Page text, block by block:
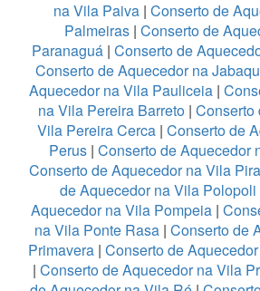
na Vila Paiva | Conserto de
Palmeiras| Conserto de
Paranaguá | Conserto de
Conserto de Aquecedor na
Aquecedor na Vila Pauliceia |
na Vila Pereira Barreto| Conserto
Vila Pereira Cerca | Conserto de
Perus | Conserto de Aquecedor
Conserto de Aquecedor na Vila
de Aquecedor na Vila Polopoli
Aquecedor na Vila Pompeia|
na Vila Ponte Rasa| Conserto de
Primavera| Conserto de
| Conserto de Aquecedor na Vila